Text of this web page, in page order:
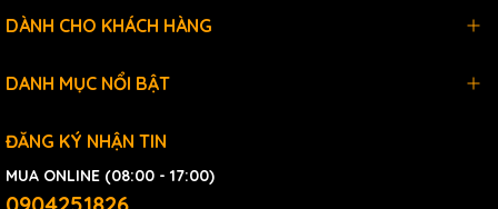
DÀNH CHO KHÁCH HÀNG
DANH MỤC NỔI BẬT
ĐĂNG KÝ NHẬN TIN
MUA ONLINE (08:00 - 17:00)